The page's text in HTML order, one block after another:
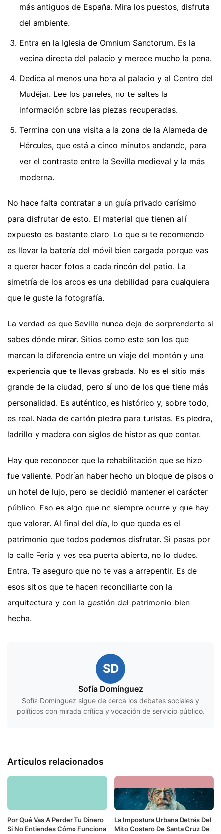
más antiguos de España. Mira los puestos, disfruta
del ambiente.
Entra en la Iglesia de Omnium Sanctorum. Es la
vecina directa del palacio y merece mucho la pena.
Dedica al menos una hora al palacio y al Centro del
Mudéjar. Lee los paneles, no te saltes la
información sobre las piezas recuperadas.
Termina con una visita a la zona de la Alameda de
Hércules, que está a cinco minutos andando, para
ver el contraste entre la Sevilla medieval y la más
moderna.
No hace falta contratar a un guía privado carísimo
para disfrutar de esto. El material que tienen allí
expuesto es bastante claro. Lo que sí te recomiendo
es llevar la batería del móvil bien cargada porque vas
a querer hacer fotos a cada rincón del patio. La
simetría de los arcos es una debilidad para cualquiera
que le guste la fotografía.
La verdad es que Sevilla nunca deja de sorprenderte si
sabes dónde mirar. Sitios como este son los que
marcan la diferencia entre un viaje del montón y una
experiencia que te llevas grabada. No es el sitio más
grande de la ciudad, pero sí uno de los que tiene más
personalidad. Es auténtico, es histórico y, sobre todo,
es real. Nada de cartón piedra para turistas. Es piedra,
ladrillo y madera con siglos de historias que contar.
Hay que reconocer que la rehabilitación que se hizo
fue valiente. Podrían haber hecho un bloque de pisos o
un hotel de lujo, pero se decidió mantener el carácter
público. Eso es algo que no siempre ocurre y que hay
que valorar. Al final del día, lo que queda es el
patrimonio que todos podemos disfrutar. Si pasas por
la calle Feria y ves esa puerta abierta, no lo dudes.
Entra. Te aseguro que no te vas a arrepentir. Es de
esos sitios que te hacen reconciliarte con la
arquitectura y con la gestión del patrimonio bien
hecha.
SD
Sofía Domínguez
Sofía Domínguez sigue de cerca los debates sociales y
políticos con mirada crítica y vocación de servicio público.
Artículos relacionados
Por Qué Vas A Perder Tu Dinero
Si No Entiendes Cómo Funciona
La Impostura Urbana Detrás Del
Mito Costero De Santa Cruz De